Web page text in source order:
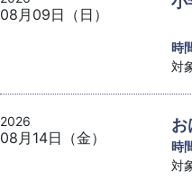
08月09日（日）
時
対
2026
08月14日（金）
お
時
対